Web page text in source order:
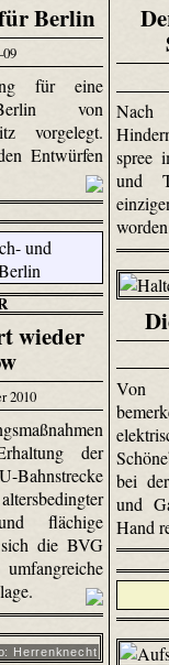
Berlin
für eine
von
vorgelegt.
Entwürfen
Nach
spree
und
wieder
2010
der
und flächige
sich die BVG
Von
bei
und
Hand
Herrenknecht